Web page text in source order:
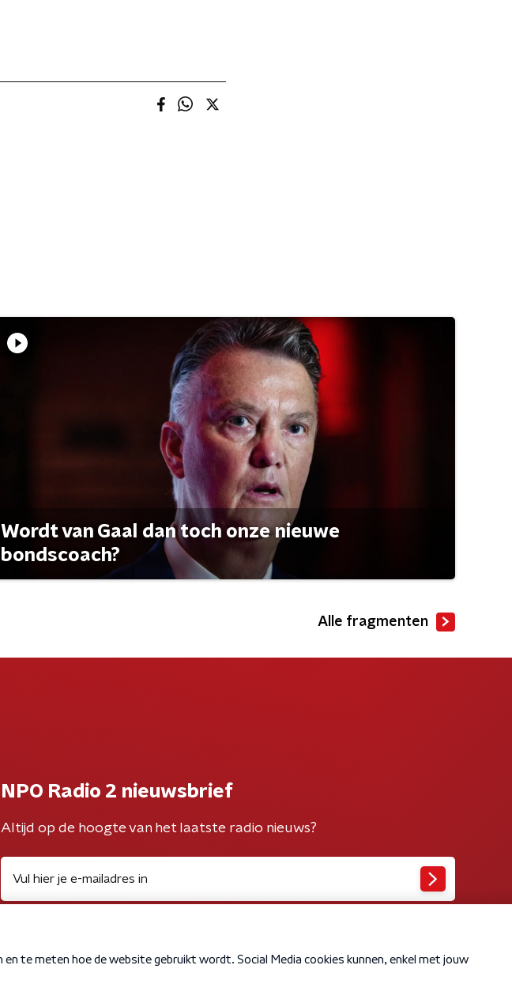
Wordt van Gaal dan toch onze nieuwe
bondscoach?
Alle fragmenten
NPO Radio 2 nieuwsbrief
Altijd op de hoogte van het laatste radio nieuws?